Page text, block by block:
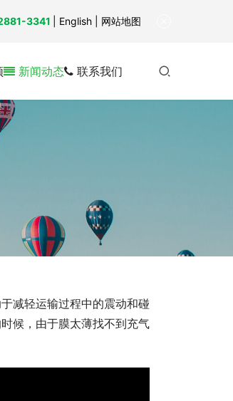
新闻动态 联系我们
减轻运输过程中的震动和碰
候，由于膜太薄找不到充气
3341 English | 网站地图